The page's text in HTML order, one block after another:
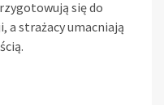
się do
a strażacy umacniają